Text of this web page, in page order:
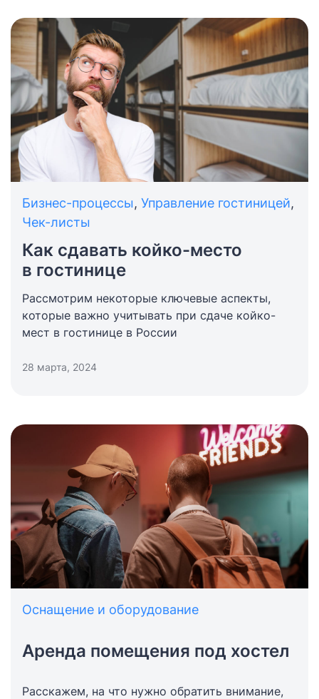
Бизнес-процессы, Управление гостиницей,
Чек-листы
Как сдавать койко-место
в гостинице
Рассмотрим некоторые ключевые аспекты,
которые важно учитывать при сдаче койко-
мест в гостинице в России
28 марта, 2024
Оснащение и оборудование
Аренда помещения под хостел
Расскажем, на что нужно обратить внимание,